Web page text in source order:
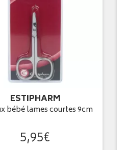
ESTIPHARM
bébé lames courtes 9cm
5,95€